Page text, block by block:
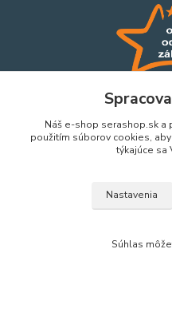
Výroba akvárií a terárií
Náš e-shop serashop.sk a
použitím súborov cookies,
týkajúce sa
Nastavenia
Súhlas